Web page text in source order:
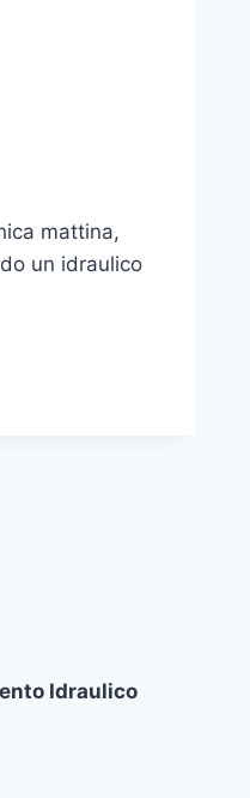
mattina,
un idraulico
Idraulico